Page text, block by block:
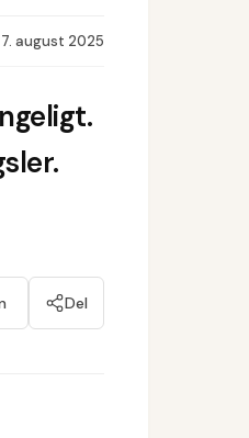
7. august 2025
Del